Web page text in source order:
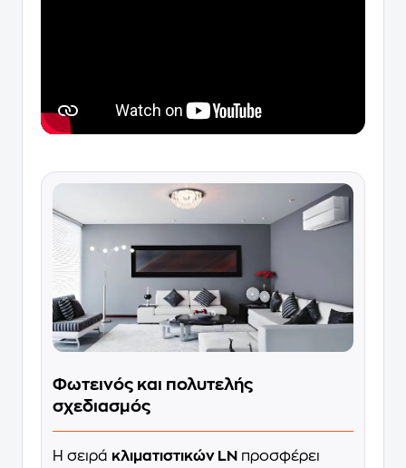
Φωτεινός και πολυτελής
σχεδιασμός
Η σειρά κλιματιστικών LN προσφέρει